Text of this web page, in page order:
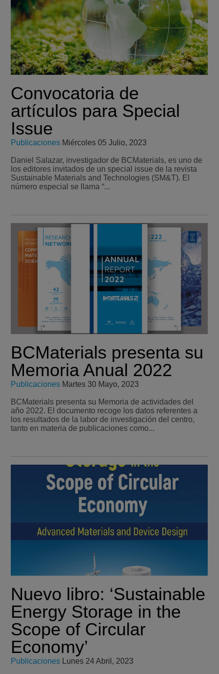
Convocatoria de
artículos para Special
Issue
Publicaciones Miércoles 05 Julio, 2023
Daniel Salazar, investigador de BCMaterials, es uno de
los editores invitados de un special issue de la revista
Sustainable Materials and Technologies (SM&T). El
número especial se llama “...
BCMaterials presenta su
Memoria Anual 2022
Publicaciones Martes 30 Mayo, 2023
BCMaterials presenta su Memoria de actividades del
año 2022. El documento recoge los datos referentes a
los resultados de la labor de investigación del centro,
tanto en materia de publicaciones como...
Nuevo libro: ‘Sustainable
Energy Storage in the
Scope of Circular
Economy’
Publicaciones Lunes 24 Abril, 2023